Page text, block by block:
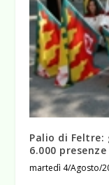
Palio di Feltre:
6.000 presenze
martedì 4/Agosto/